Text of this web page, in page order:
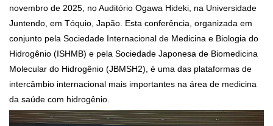
novembro de 2025, no Auditório Ogawa Hideki, na Universidade
Juntendo, em Tóquio, Japão. Esta conferência, organizada em
conjunto pela Sociedade Internacional de Medicina e Biologia do
Hidrogênio (ISHMB) e pela Sociedade Japonesa de Biomedicina
Molecular do Hidrogênio (JBMSH2), é uma das plataformas de
intercâmbio internacional mais importantes na área de medicina
da saúde com hidrogênio.